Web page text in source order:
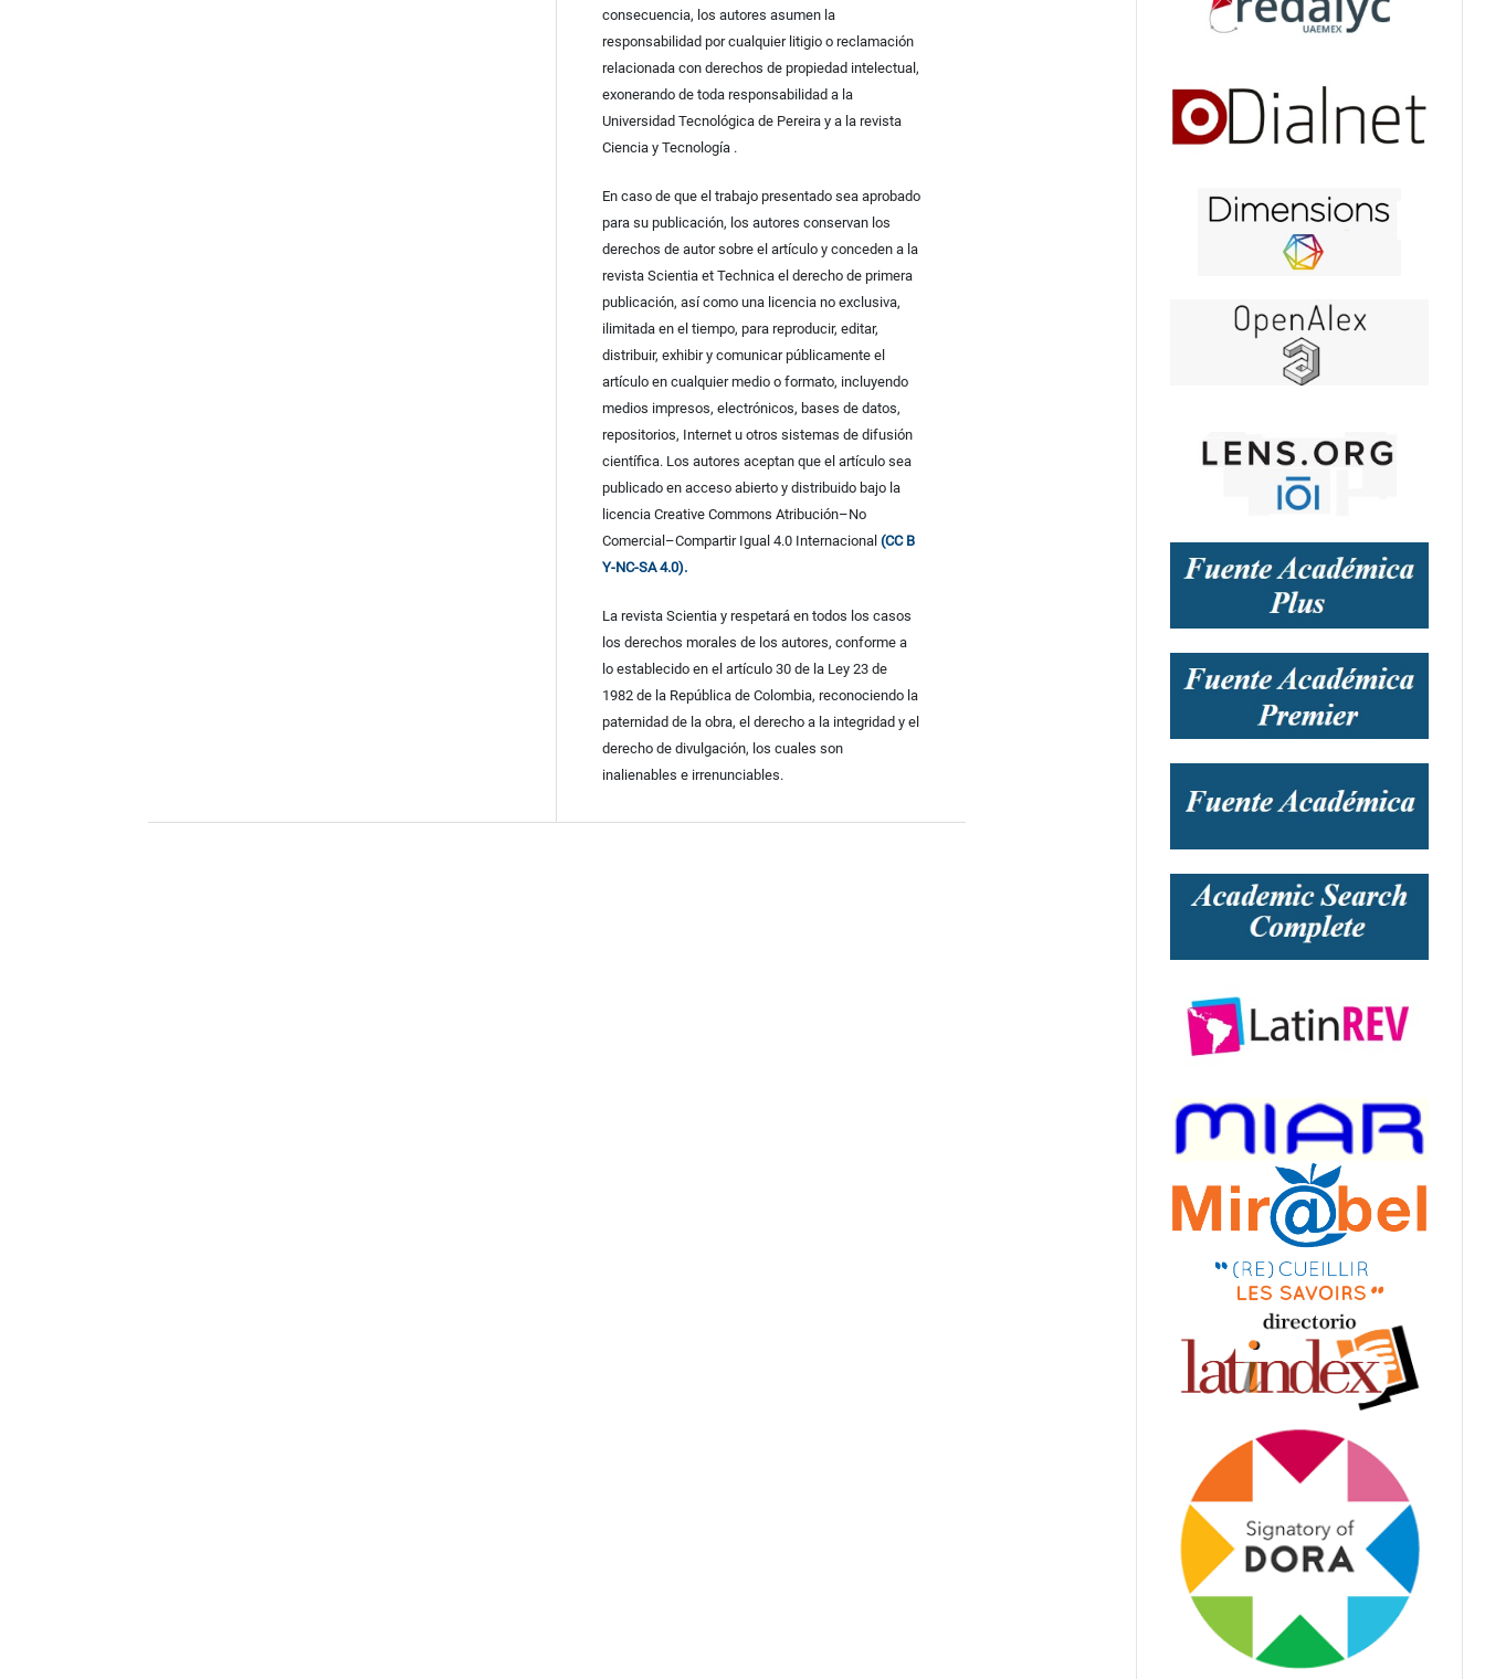
consecuencia, los autores asumen la
responsabilidad por cualquier litigio o reclamación
relacionada con derechos de propiedad intelectual,
exonerando de toda responsabilidad a la
Universidad Tecnológica de Pereira y a la revista
Ciencia y Tecnología .
En caso de que el trabajo presentado sea aprobado
para su publicación, los autores conservan los
derechos de autor sobre el artículo y conceden a la
revista Scientia et Technica el derecho de primera
publicación, así como una licencia no exclusiva,
ilimitada en el tiempo, para reproducir, editar,
distribuir, exhibir y comunicar públicamente el
artículo en cualquier medio o formato, incluyendo
medios impresos, electrónicos, bases de datos,
repositorios, Internet u otros sistemas de difusión
científica. Los autores aceptan que el artículo sea
publicado en acceso abierto y distribuido bajo la
licencia Creative Commons Atribución–No
Comercial–Compartir Igual 4.0 Internacional (CC B
Y-NC-SA 4.0).
La revista Scientia y respetará en todos los casos
los derechos morales de los autores, conforme a
lo establecido en el artículo 30 de la Ley 23 de
1982 de la República de Colombia, reconociendo la
paternidad de la obra, el derecho a la integridad y el
derecho de divulgación, los cuales son
inalienables e irrenunciables.